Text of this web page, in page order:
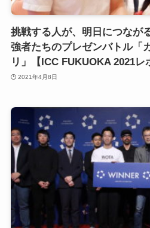
挑戦する人が、明日につなが
強者たちのプレゼンバトル「
リ」【ICC FUKUOKA 2021レ
2021年4月8日